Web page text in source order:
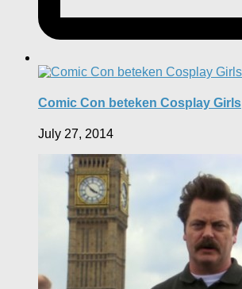
Comic Con beteken Cosplay Girls
July 27, 2014